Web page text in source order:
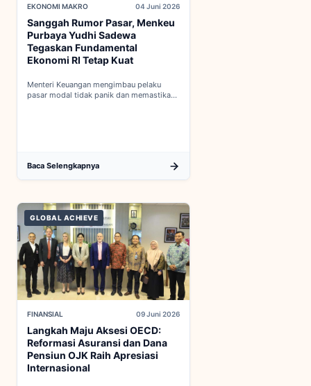
EKONOMI MAKRO 04 Juni 2026
Sanggah Rumor Pasar, Menkeu
Purbaya Yudhi Sadewa
Tegaskan Fundamental
Ekonomi RI Tetap Kuat
Menteri Keuangan mengimbau pelaku
pasar modal tidak panik dan memastikan
Baca Selengkapnya
GLOBAL ACHIEVE
FINANSIAL 09 Juni 2026
Langkah Maju Aksesi OECD:
Reformasi Asuransi dan Dana
Pensiun OJK Raih Apresiasi
Internasional